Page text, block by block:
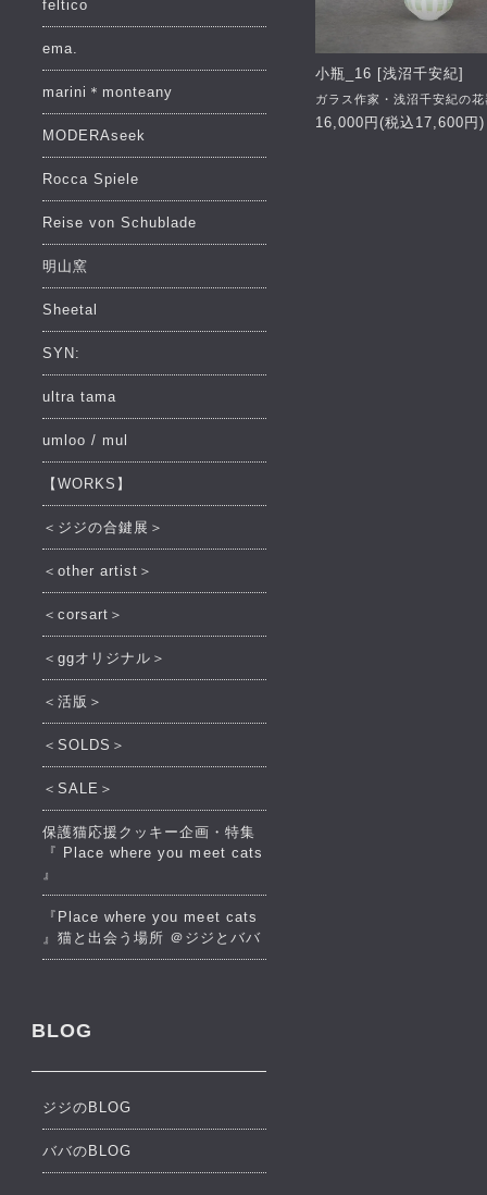
小瓶_16 [浅沼千安紀]
ガラス作家・浅沼千安紀の
16,000円(税込17,600円)
feltico
ema.
marini＊monteany
MODERAseek
Rocca Spiele
Reise von Schublade
明山窯
Sheetal
SYN:
ultra tama
umloo / mul
【WORKS】
＜ジジの合鍵展＞
＜other artist＞
＜corsart＞
＜ggオリジナル＞
＜活版＞
＜SOLDS＞
＜SALE＞
保護猫応援クッキー企画・特集
『 Place where you meet cats
』
『Place where you meet cats
』猫と出会う場所 ＠ジジとババ
BLOG
ジジのBLOG
ババのBLOG